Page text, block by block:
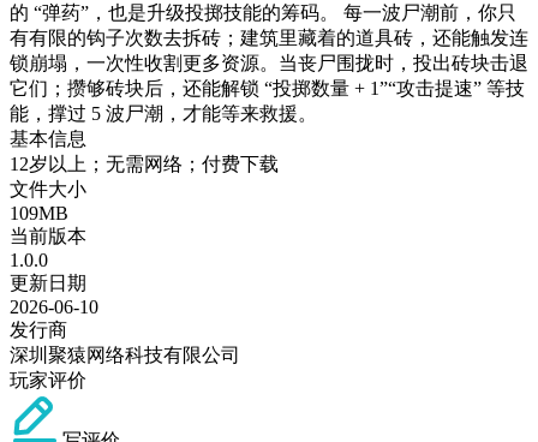
的 “弹药”，也是升级投掷技能的筹码。 每一波尸潮前，你只
有有限的钩子次数去拆砖；建筑里藏着的道具砖，还能触发连
锁崩塌，一次性收割更多资源。当丧尸围拢时，投出砖块击退
它们；攒够砖块后，还能解锁 “投掷数量 + 1”“攻击提速” 等技
能，撑过 5 波尸潮，才能等来救援。
基本信息
12岁以上；无需网络；付费下载
文件大小
109MB
当前版本
1.0.0
更新日期
2026-06-10
发行商
深圳聚猿网络科技有限公司
玩家评价